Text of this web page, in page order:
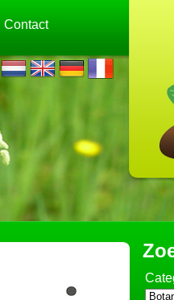
Contact